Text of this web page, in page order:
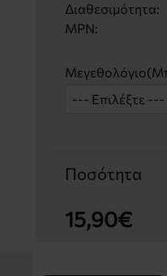
Διαθεσιμότητα:
MPN:
Ποσότητα
15,90€